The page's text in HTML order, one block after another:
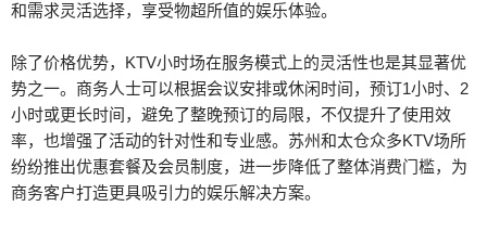
和需求灵活选择，享受物超所值的娱乐体验。
除了价格优势，KTV小时场在服务模式上的灵活性也是其显著优
势之一。商务人士可以根据会议安排或休闲时间，预订1小时、2
小时或更长时间，避免了整晚预订的局限，不仅提升了使用效
率，也增强了活动的针对性和专业感。苏州和太仓众多KTV场所
纷纷推出优惠套餐及会员制度，进一步降低了整体消费门槛，为
商务客户打造更具吸引力的娱乐解决方案。